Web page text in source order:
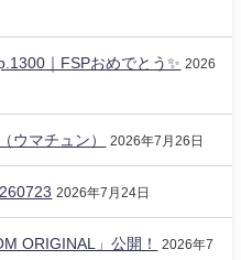
｜FSPおめでとう✨️ 2026
ウマチュン） 2026年7月26日
2026年7月24日
ORIGINAL」公開！
2026年7